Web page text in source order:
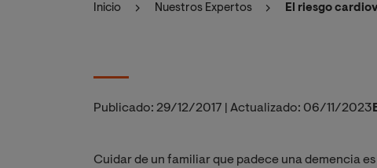
Inicio Nuestros Expertos El riesgo
Publicado: 29/12/2017 Actualizado: 06/11/2023
Cuidar de un familiar que padece una demencia